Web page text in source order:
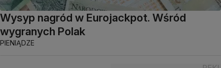
Wysyp nagród w Eurojackpot. Wśród
wygranych Polak
PIENIĄDZE